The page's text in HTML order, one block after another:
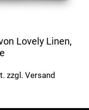
Lovely Linen,
zzgl. Versand